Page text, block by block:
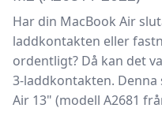
Har din MacBook Air
laddkontakten eller
ordentligt? Då kan det
3-laddkontakten. Denna
Air 13" (modell A2681